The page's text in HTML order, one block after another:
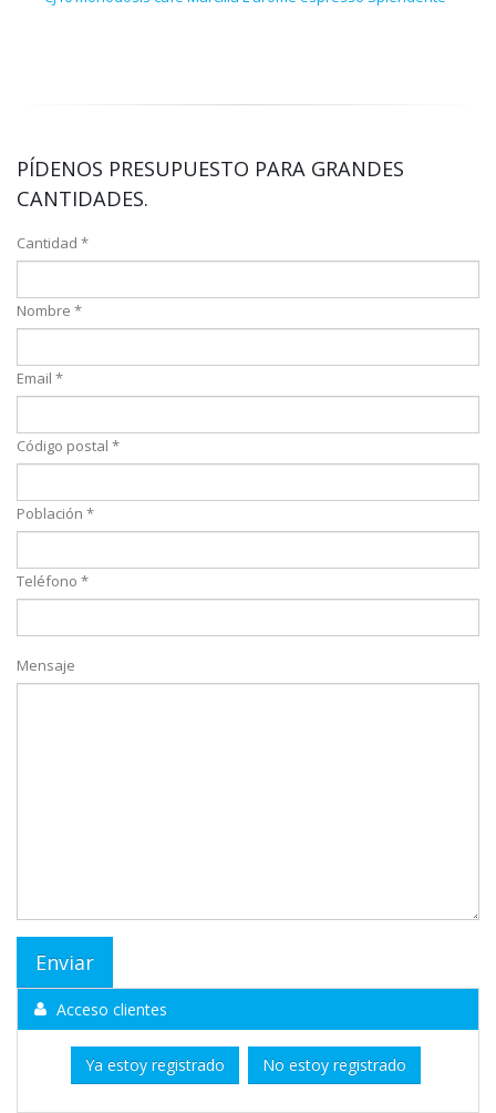
PÍDENOS PRESUPUESTO PARA GRANDES
CANTIDADES.
Cantidad *
Nombre *
Email *
Código postal *
Población *
Teléfono *
Mensaje
Acceso clientes
Ya estoy registrado No estoy registrado